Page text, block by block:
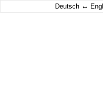
Deutsch ↔